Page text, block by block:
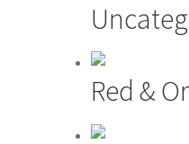
Red &